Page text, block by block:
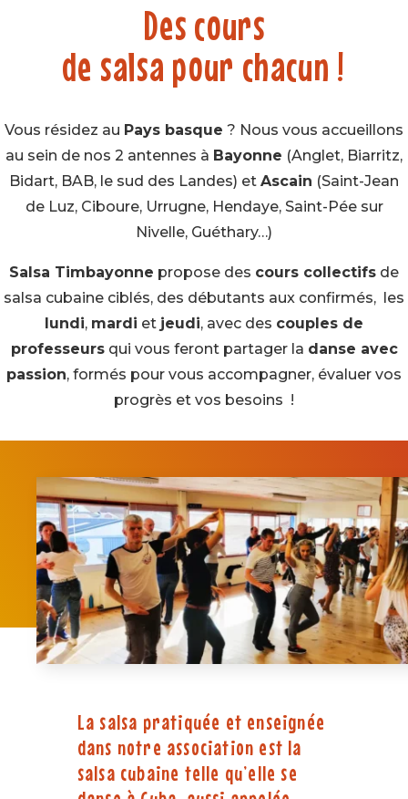
Des cours
de salsa pour chacun !
Vous résidez au Pays basque ? Nous vous accueillons
au sein de nos 2 antennes à Bayonne (Anglet, Biarritz,
Bidart, BAB, le sud des Landes) et Ascain (Saint-Jean
de Luz, Ciboure, Urrugne, Hendaye, Saint-Pée sur
Nivelle, Guéthary…)
Salsa Timbayonne propose des cours collectifs de
salsa cubaine ciblés, des débutants aux confirmés, les
lundi, mardi et jeudi, avec des couples de
professeursqui vous feront partager la danse avec
passion, formés pour vous accompagner, évaluer vos
progrès et vos besoins !
La salsa pratiquée et enseignée
dans notre association est la
salsa cubaine telle qu’elle se